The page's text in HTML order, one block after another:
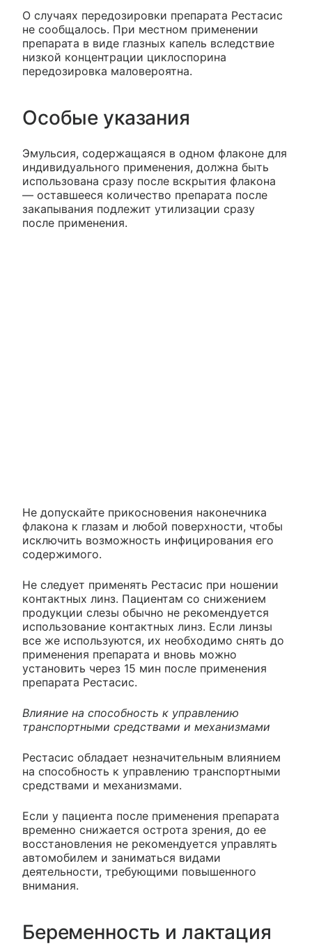
О случаях передозировки препарата Рестасис
не сообщалось. При местном применении
препарата в виде глазных капель вследствие
низкой концентрации циклоспорина
передозировка маловероятна.
Особые указания
Эмульсия, содержащаяся в одном флаконе для
индивидуального применения, должна быть
использована сразу после вскрытия флакона
— оставшееся количество препарата после
закапывания подлежит утилизации сразу
после применения.
Не допускайте прикосновения наконечника
флакона к глазам и любой поверхности, чтобы
исключить возможность инфицирования его
содержимого.
Не следует применять Рестасис при ношении
контактных линз. Пациентам со снижением
продукции слезы обычно не рекомендуется
использование контактных линз. Если линзы
все же используются, их необходимо снять до
применения препарата и вновь можно
установить через 15 мин после применения
препарата Рестасис.
Влияние на способность к управлению
транспортными средствами и механизмами
Рестасис обладает незначительным влиянием
на способность к управлению транспортными
средствами и механизмами.
Если у пациента после применения препарата
временно снижается острота зрения, до ее
восстановления не рекомендуется управлять
автомобилем и заниматься видами
деятельности, требующими повышенного
внимания.
Беременность и лактация